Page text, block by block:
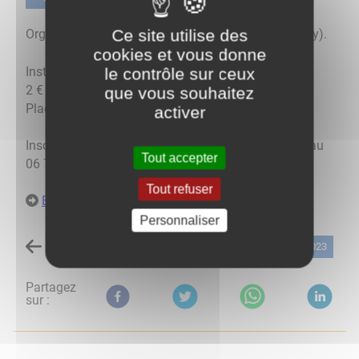
Associations
Organisé par le foyer rural (salle des fêtes de Darcey).
Installation des stands : 8h00 à 9h00
2 € la table (fournie)
Places limitées
Inscriptions auprès de Mme Anne-Laure DUMONT au
06 77 44 67 48
En savoir plus
07 novembre 2023
Partagez
sur :
Ce site utilise des
cookies et vous donne
le contrôle sur ceux
que vous souhaitez
activer
Tout accepter
Tout refuser
Personnaliser